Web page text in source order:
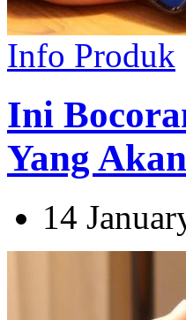
Info Produk
Ini
Yang
14